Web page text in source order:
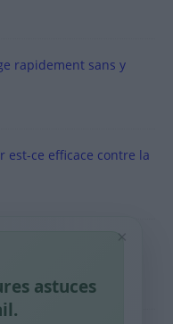
rapidement sans y
est-ce efficace contre la
: routine simple +
×
astuces